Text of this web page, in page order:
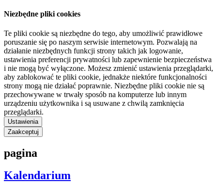
Niezbędne pliki cookies
Te pliki cookie są niezbędne do tego, aby umożliwić prawidłowe
poruszanie się po naszym serwisie internetowym. Pozwalają na
działanie niezbędnych funkcji strony takich jak logowanie,
ustawienia preferencji prywatności lub zapewnienie bezpieczeństwa
i nie mogą być wyłączone. Możesz zmienić ustawienia przeglądarki,
aby zablokować te pliki cookie, jednakże niektóre funkcjonalności
strony mogą nie działać poprawnie. Niezbędne pliki cookie nie są
przechowywane w trwały sposób na komputerze lub innym
urządzeniu użytkownika i są usuwane z chwilą zamknięcia
przeglądarki.
Ustawienia
Zaakceptuj
pagina
Kalendarium